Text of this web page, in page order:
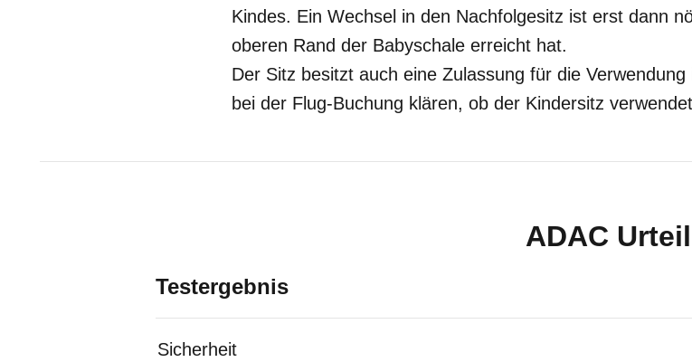
Kindes. Ein Wechsel in den Nachfolgesitz ist erst dann
oberen Rand der Babyschale erreicht hat.
Der Sitz besitzt auch eine Zulassung für die
bei der Flug-Buchung klären, ob der Kindersitz
ADAC Urteil
Testergebnis
Sicherheit